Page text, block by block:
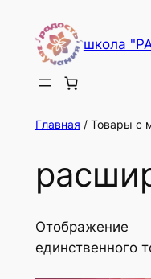
содержимому
школа
Главная / Товары с
Отображение
единственного